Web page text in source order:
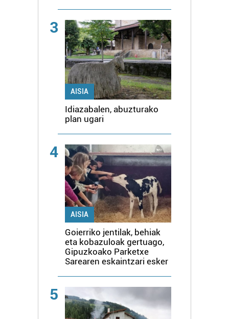
3
AISIA
Idiazabalen, abuzturako
plan ugari
4
AISIA
Goierriko jentilak, behiak
eta kobazuloak gertuago,
Gipuzkoako Parketxe
Sarearen eskaintzari esker
5